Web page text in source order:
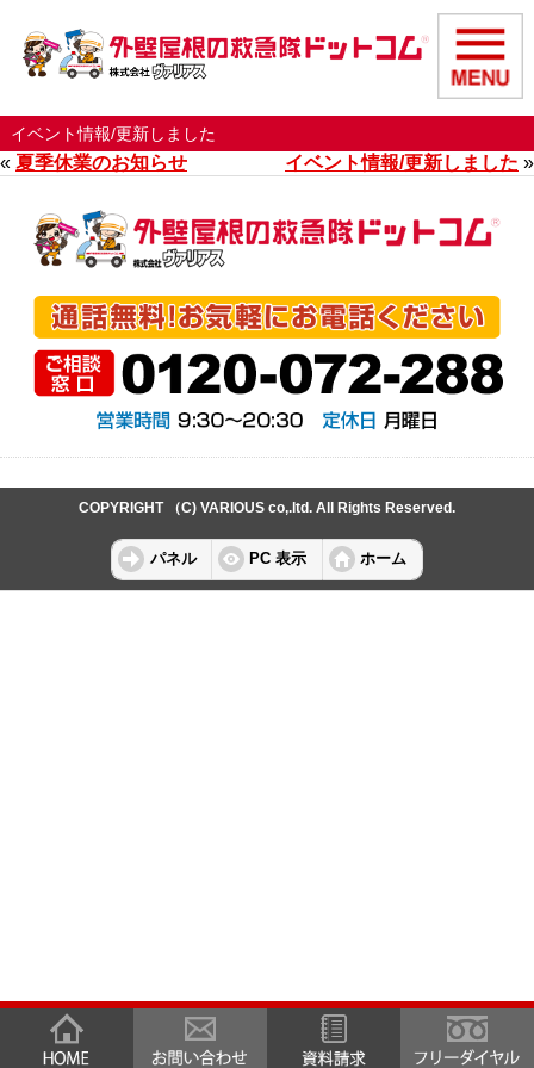
イベント情報/更新しました
« 夏季休業のお知らせ イベント情報/更新しました »
COPYRIGHT （C) VARIOUS co,.ltd. All Rights Reserved.
パネル PC 表示 ホーム